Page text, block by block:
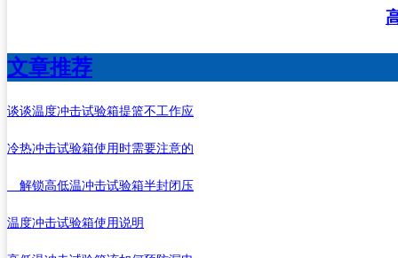
文章推荐
谈谈温度冲击试验箱提篮不工作应
冷热冲击试验箱使用时需要注意的
解锁高低温冲击试验箱半封闭压
温度冲击试验箱使用说明